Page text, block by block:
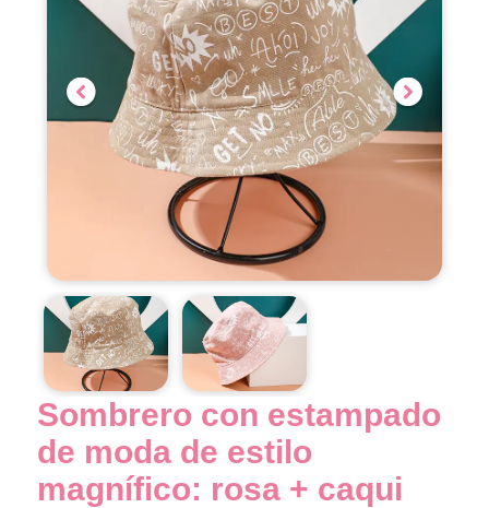
Sombrero con estampado
de moda de estilo
magnífico: rosa + caqui